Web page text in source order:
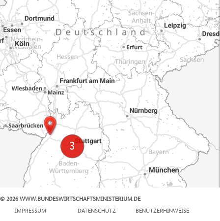
© 2026 WWW.BUNDESWIRTSCHAFTSMINISTERIUM.DE
IMPRESSUM
DATENSCHUTZ BENUTZERHINWEISE